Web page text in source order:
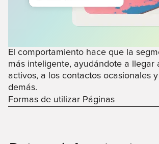
El comportamiento hace que la
más inteligente, ayudándote a llegar
activos, a los contactos ocasionales
demás.
Formas de utilizar Páginas